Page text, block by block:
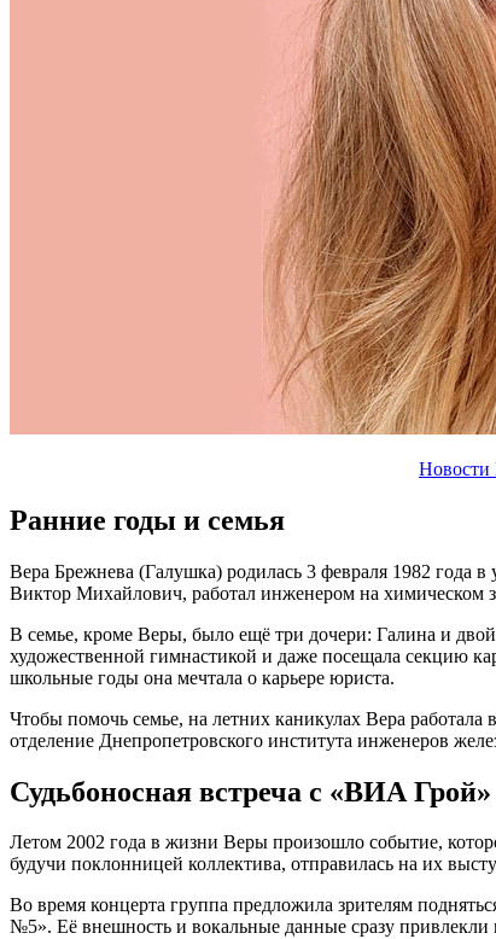
Новости
Ранние годы и семья
Вера Брежнева (Галушка) родилась 3 февраля 1982 года
Виктор Михайлович, работал инженером на химическом
В семье, кроме Веры, было ещё три дочери: Галина и
художественной гимнастикой и даже посещала секцию
школьные годы она мечтала о карьере юриста.
Чтобы помочь семье, на летних каникулах Вера
отделение Днепропетровского института инженеров
Судьбоносная встреча с «ВИА Грой»
Летом 2002 года в жизни Веры произошло событие,
будучи поклонницей коллектива, отправилась на их
Во время концерта группа предложила зрителям
№5». Её внешность и вокальные данные сразу